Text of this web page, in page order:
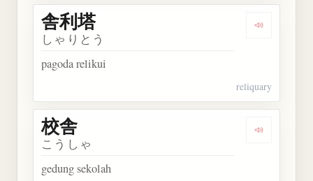
Dengarkan
舎利塔
しゃりとう
pagoda relikui
reliquary
Dengarkan
校舎
こうしゃ
gedung sekolah